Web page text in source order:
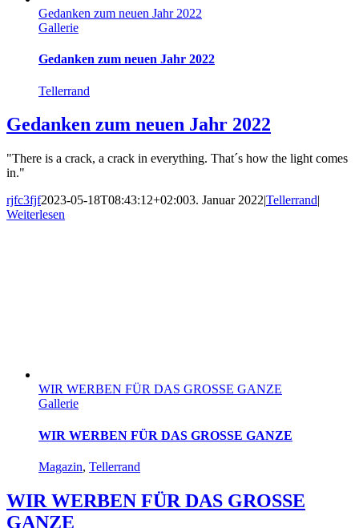
Gedanken zum neuen Jahr 2022
Gallerie
Gedanken zum neuen Jahr 2022
Tellerrand
Gedanken zum neuen Jahr 2022
"There is a crack, a crack in everything. That´s how the light comes
in."
rjfc3fjf2023-05-18T08:43:12+02:003. Januar 2022|Tellerrand|
Weiterlesen
WIR WERBEN FÜR DAS GROSSE GANZE
Gallerie
WIR WERBEN FÜR DAS GROSSE GANZE
Magazin, Tellerrand
WIR WERBEN FÜR DAS GROSSE
GANZE